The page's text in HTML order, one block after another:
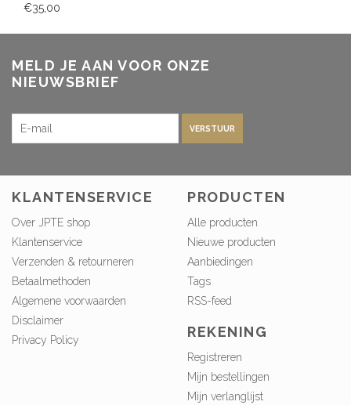
€35,00
MELD JE AAN VOOR ONZE
NIEUWSBRIEF
VERSTUUR
KLANTENSERVICE
Over JPTE shop
Klantenservice
Verzenden & retourneren
Betaalmethoden
Algemene voorwaarden
Disclaimer
Privacy Policy
PRODUCTEN
Alle producten
Nieuwe producten
Aanbiedingen
Tags
RSS-feed
REKENING
Registreren
Mijn bestellingen
Mijn verlanglijst